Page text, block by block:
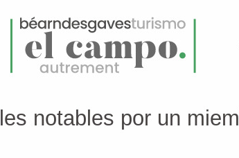
electo de la asociación 64 comunidades forestales
notables por un